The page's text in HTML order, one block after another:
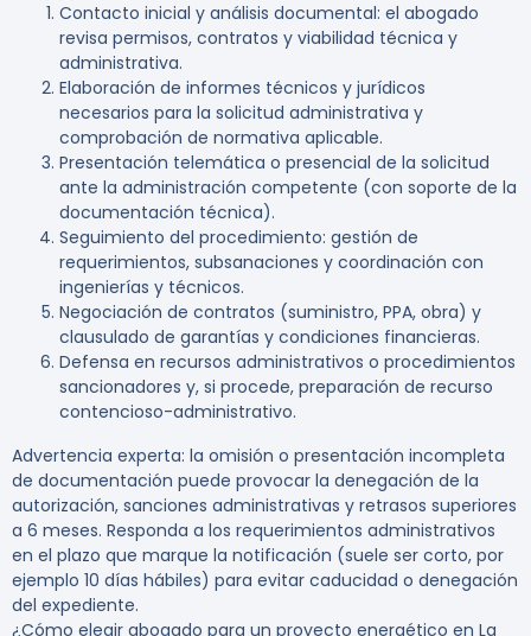
Contacto inicial y análisis documental: el abogado
revisa permisos, contratos y viabilidad técnica y
administrativa.
Elaboración de informes técnicos y jurídicos
necesarios para la solicitud administrativa y
comprobación de normativa aplicable.
Presentación telemática o presencial de la solicitud
ante la administración competente (con soporte de la
documentación técnica).
Seguimiento del procedimiento: gestión de
requerimientos, subsanaciones y coordinación con
ingenierías y técnicos.
Negociación de contratos (suministro, PPA, obra) y
clausulado de garantías y condiciones financieras.
Defensa en recursos administrativos o procedimientos
sancionadores y, si procede, preparación de recurso
contencioso-administrativo.
Advertencia experta: la omisión o presentación incompleta
de documentación puede provocar la denegación de la
autorización, sanciones administrativas y retrasos superiores
a 6 meses. Responda a los requerimientos administrativos
en el plazo que marque la notificación (suele ser corto, por
ejemplo 10 días hábiles) para evitar caducidad o denegación
del expediente.
¿Cómo elegir abogado para un proyecto energético en La